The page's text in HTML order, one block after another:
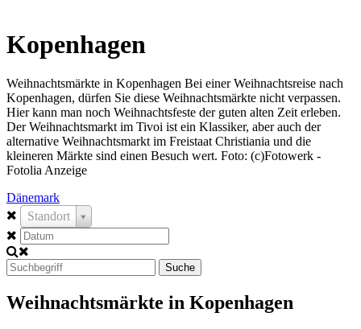
Kopenhagen
Weihnachtsmärkte in Kopenhagen Bei einer Weihnachtsreise nach
Kopenhagen, dürfen Sie diese Weihnachtsmärkte nicht verpassen.
Hier kann man noch Weihnachtsfeste der guten alten Zeit erleben.
Der Weihnachtsmarkt im Tivoi ist ein Klassiker, aber auch der
alternative Weihnachtsmarkt im Freistaat Christiania und die
kleineren Märkte sind einen Besuch wert. Foto: (c)Fotowerk -
Fotolia Anzeige
Dänemark
Standort
Suche
Weihnachtsmärkte in Kopenhagen